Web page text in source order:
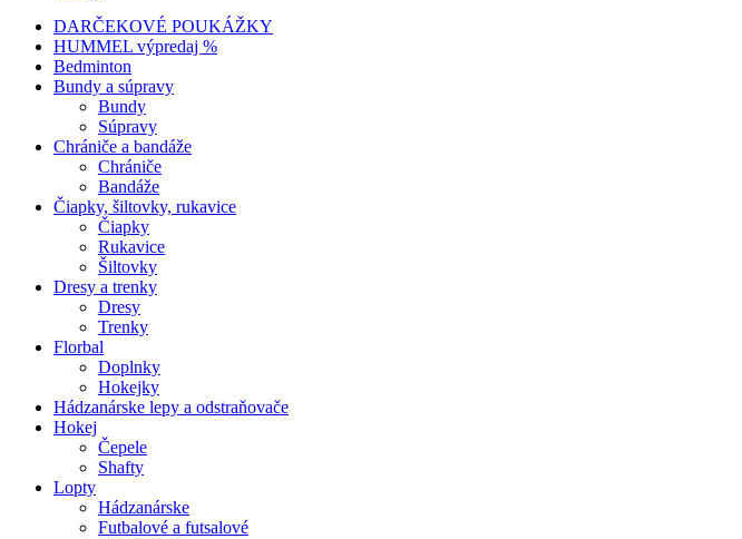
DARČEKOVÉ POUKÁŽKY
HUMMEL výpredaj %
Bedminton
Bundy a súpravy
Bundy
Súpravy
Chrániče a bandáže
Chrániče
Bandáže
Čiapky, šiltovky, rukavice
Čiapky
Rukavice
Šiltovky
Dresy a trenky
Dresy
Trenky
Florbal
Doplnky
Hokejky
Hádzanárske lepy a odstraňovače
Hokej
Čepele
Shafty
Lopty
Hádzanárske
Futbalové a futsalové